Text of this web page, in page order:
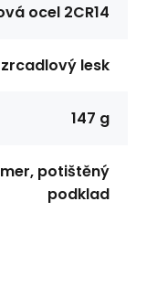
ocel 2CR14
zrcadlový lesk
147 g
potištěný
podklad